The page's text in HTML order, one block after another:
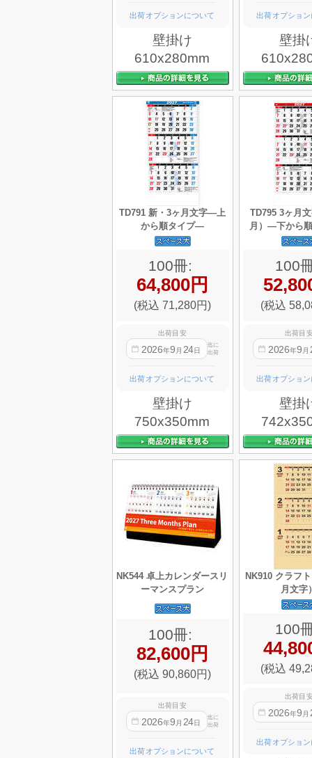
出荷オプションについて
壁掛け
610x280mm
出荷オプショ
壁掛
TD791 新・3ヶ月文字—上
から順タイプ—
100冊:
64,800円
(税込 71,280円)
出荷目安
2026年9 月 24日
迄に
出荷
出荷オプションについて
壁掛け
750x350mm
TD795 3ヶ月
月）—下から
100
(税込
出荷目
2026年9 月
出荷オプショ
壁掛
NK544 卓上カレンダースリ
ーマンスプラン
100冊:
82,600円
(税込 90,860円)
出荷目安
2026年9 月 24日
迄に
出荷
出荷オプションについて
NK910 クラフ
月文字
100
(税込
出荷目
2026年9 月
出荷オプショ